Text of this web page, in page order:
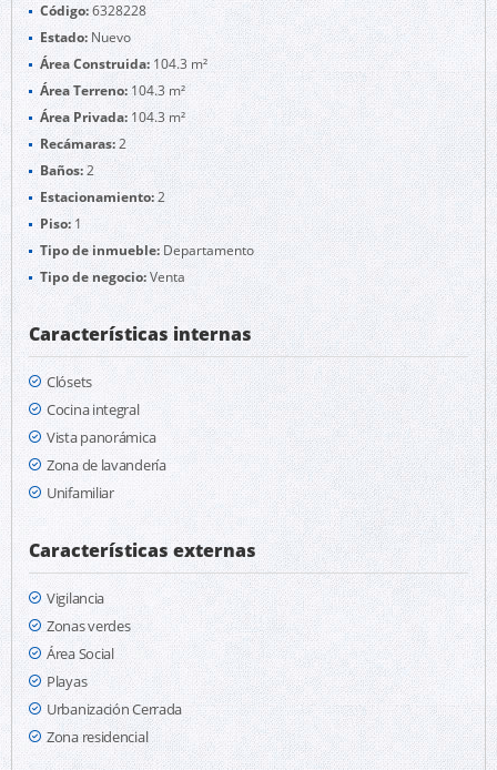
Código:6328228
Estado: Nuevo
Área Construida:104.3 m²
Área Terreno:104.3 m²
Área Privada: 104.3 m²
Recámaras:2
Baños:2
Estacionamiento:2
Piso:1
Tipo de inmueble:Departamento
Tipo de negocio:Venta
Características internas
Clósets
Cocina integral
Vista panorámica
Zona de lavandería
Unifamiliar
Características externas
Vigilancia
Zonas verdes
Área Social
Playas
Urbanización Cerrada
Zona residencial